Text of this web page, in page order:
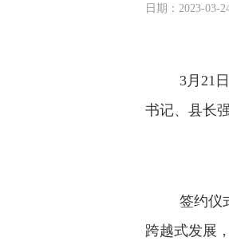
日期：2023-03-
3月21
书记、县长
签约仪
跨越式发展